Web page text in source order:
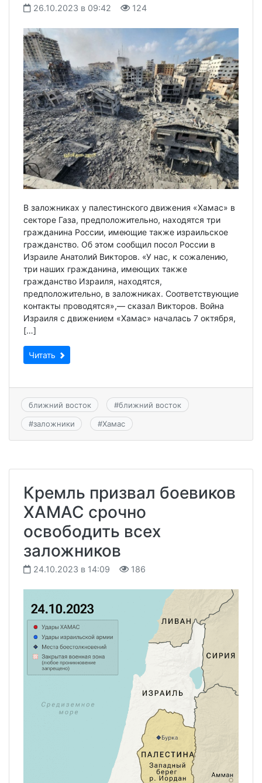
26.10.2023 в 09:42 124
В заложниках у палестинского движения «Хамас» в
секторе Газа, предположительно, находятся три
гражданина России, имеющие также израильское
гражданство. Об этом сообщил посол России в
Израиле Анатолий Викторов. «У нас, к сожалению,
три наших гражданина, имеющих также
гражданство Израиля, находятся,
предположительно, в заложниках. Соответствующие
контакты проводятся»,— сказал Викторов. Война
Израиля с движением «Хамас» началась 7 октября,
[…]
Читать
ближний восток #ближний восток
#заложники #Хамас
Кремль призвал боевиков
ХАМАС срочно
освободить всех
заложников
24.10.2023 в 14:09 186